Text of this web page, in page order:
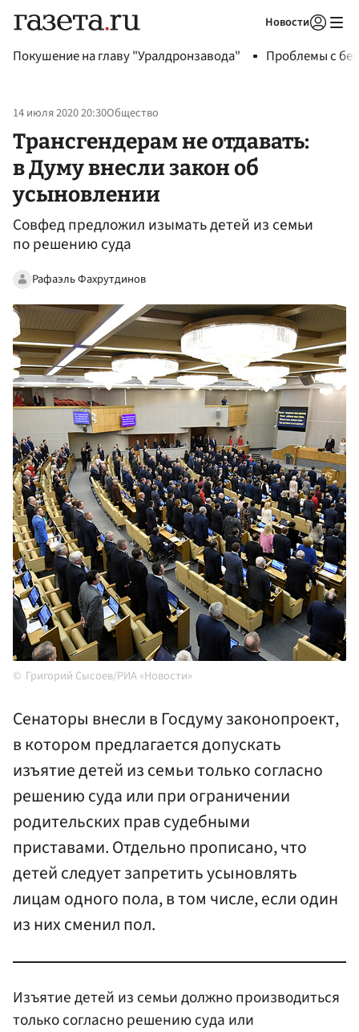
Новости
Покушение на главу "Уралдронзавода" Проблемы с
14 июля 2020 20:30Общество
Трансгендерам не отдавать:
в Думу внесли закон об
усыновлении
Совфед предложил изымать детей из семьи
по решению суда
Рафаэль Фахрутдинов
Григорий Сысоев/РИА «Новости»
Сенаторы внесли в Госдуму законопроект,
в котором предлагается допускать
изъятие детей из семьи только согласно
решению суда или при ограничении
родительских прав судебными
приставами. Отдельно прописано, что
детей следует запретить усыновлять
лицам одного пола, в том числе, если один
из них сменил пол.
Изъятие детей из семьи должно производиться
только согласно решению суда или